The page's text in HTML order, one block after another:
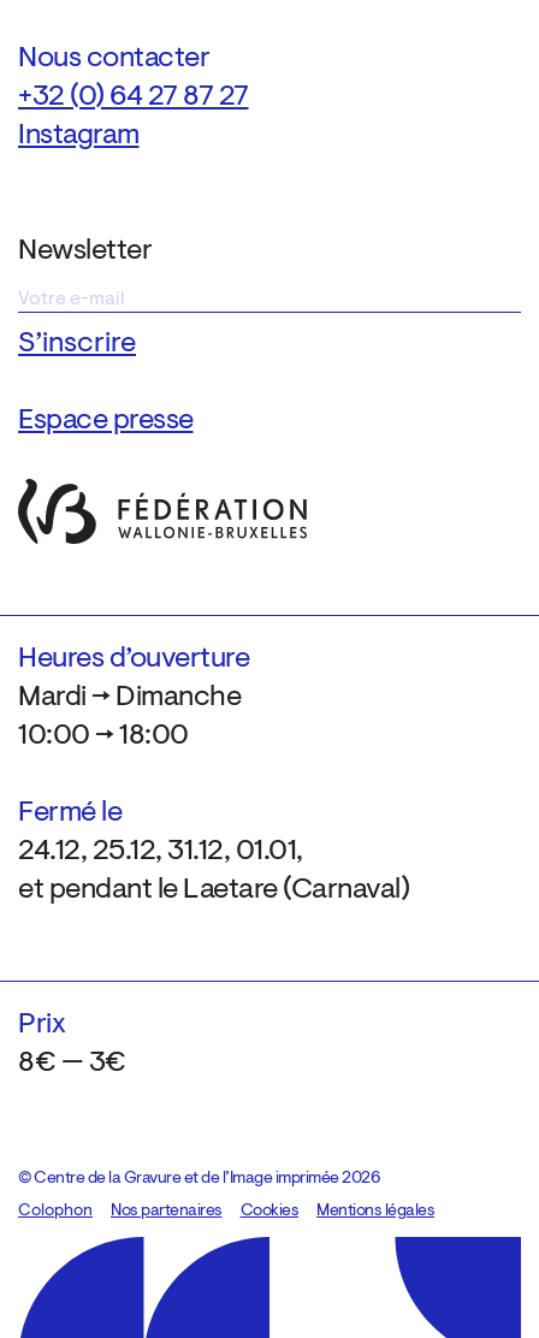
Nous contacter
+32 (0) 64 27 87 27
Instagram
Newsletter
Espace presse
Heures d’ouverture
Mardi → Dimanche
10:00 → 18:00
Fermé le
24.12, 25.12, 31.12, 01.01,
et pendant le Laetare (Carnaval)
Prix
8€ — 3€
© Centre de la Gravure et de l’Image imprimée 2026
Colophon
Design:Marcel Kaczmarek, code:8080.studio
Nos partenaires Cookies Mentions légales